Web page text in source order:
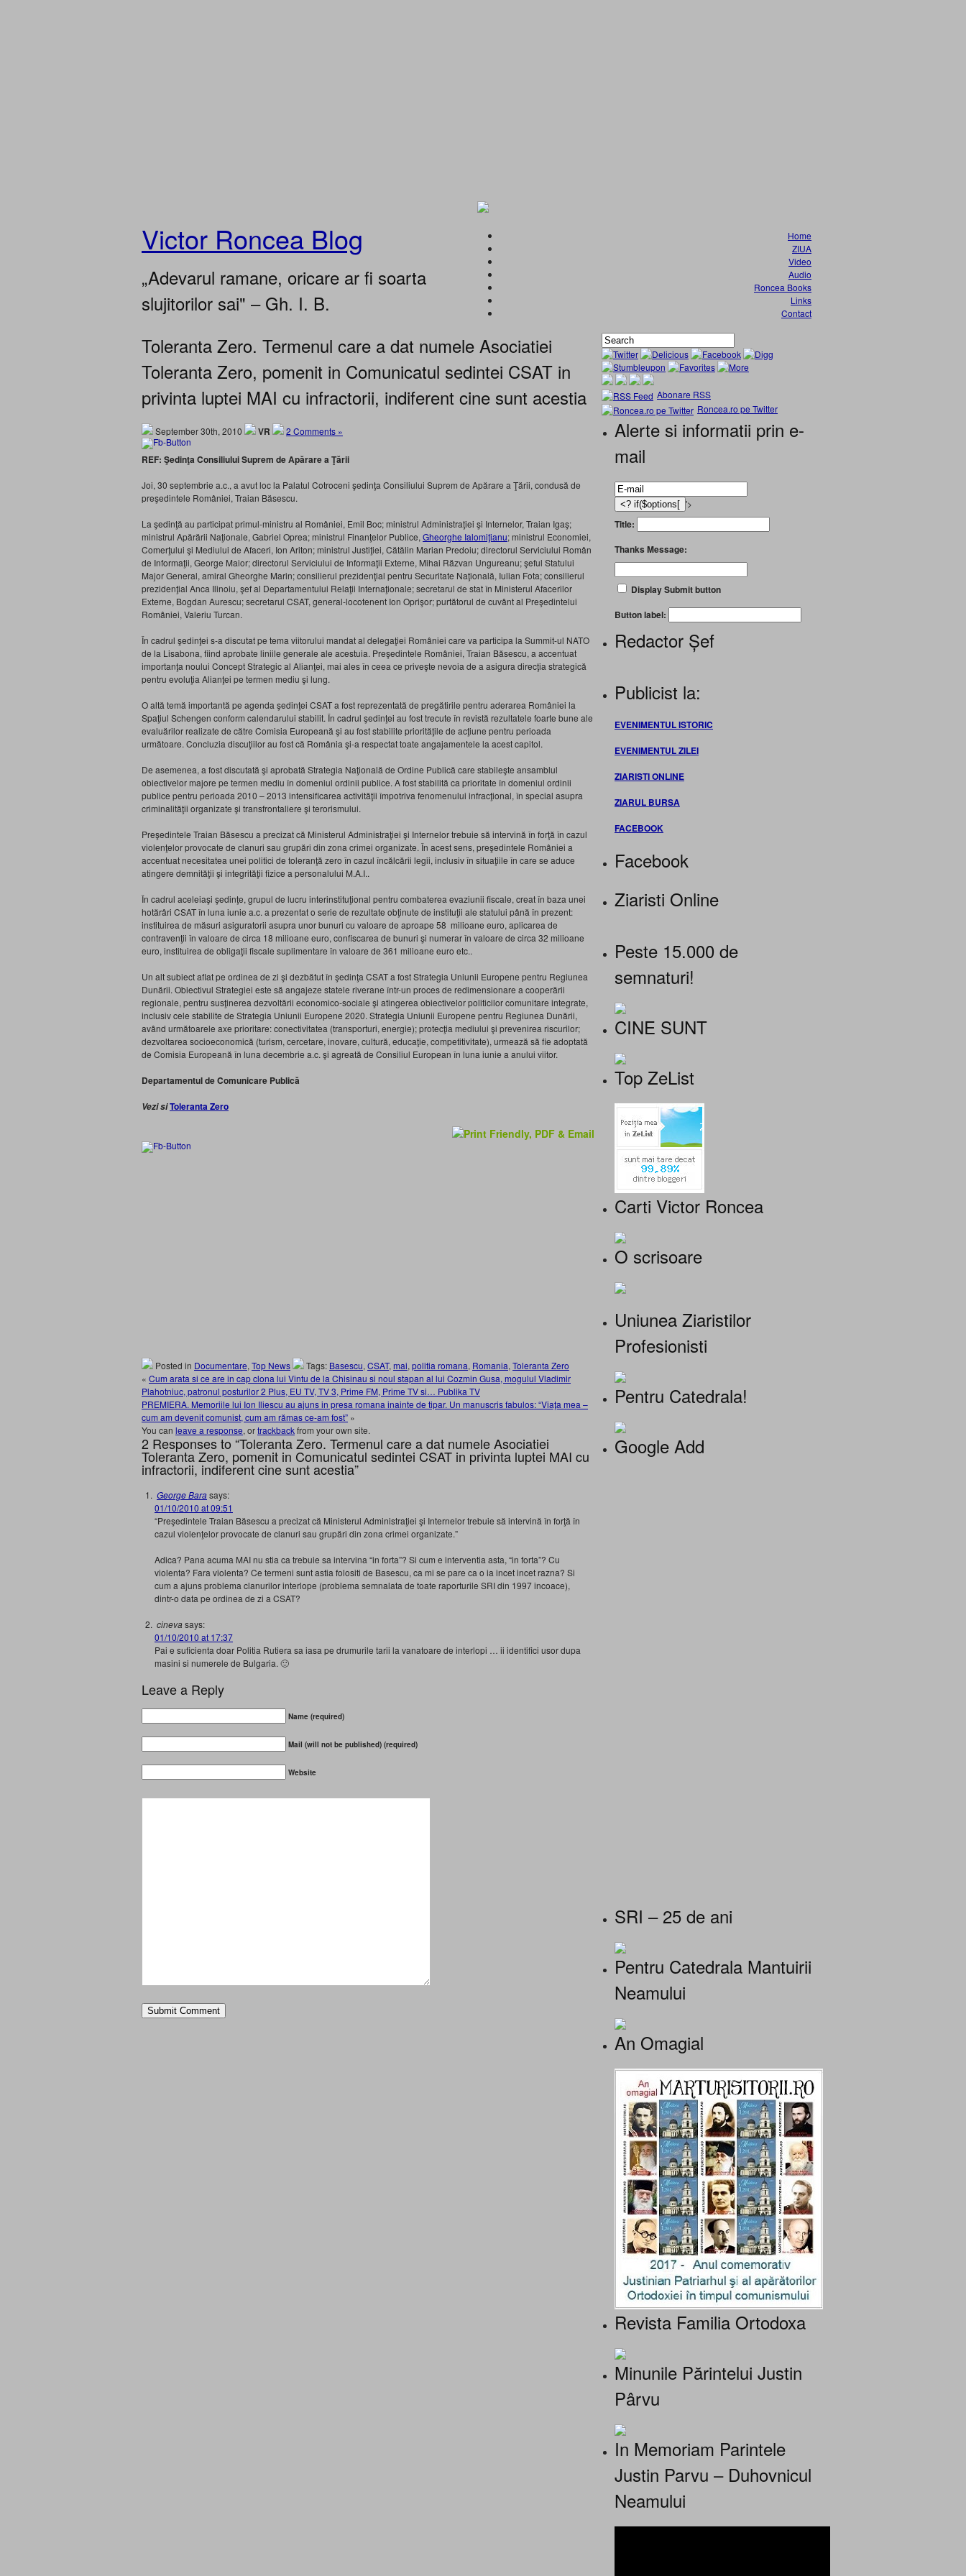
Victor Roncea Blog
„Adevarul ramane, oricare ar fi soarta
slujitorilor sai" – Gh. I. B.
Home
ZIUA
Video
Audio
Roncea Books
Links
Contact
Toleranta Zero. Termenul care a dat numele Asociatiei
Toleranta Zero, pomenit in Comunicatul sedintei CSAT in
privinta luptei MAI cu infractorii, indiferent cine sunt acestia
September 30th, 2010 VR 2 Comments »
REF: Şedinţa Consiliului Suprem de Apărare a Ţării
Joi, 30 septembrie a.c., a avut loc la Palatul Cotroceni şedinţa Consiliului Suprem de Apărare a Ţării, condusă de
preşedintele României, Traian Băsescu.
La şedinţă au participat primul-ministru al României, Emil Boc; ministrul Administraţiei şi Internelor, Traian Igaş;
ministrul Apărării Naţionale, Gabriel Oprea; ministrul Finanţelor Publice, Gheorghe Ialomiţianu; ministrul Economiei,
Comerţului şi Mediului de Afaceri, Ion Ariton; ministrul Justiţiei, Cătălin Marian Predoiu; directorul Serviciului Român
de Informaţii, George Maior; directorul Serviciului de Informaţii Externe, Mihai Răzvan Ungureanu; şeful Statului
Major General, amiral Gheorghe Marin; consilierul prezidenţial pentru Securitate Naţională, Iulian Fota; consilierul
prezidenţial Anca Ilinoiu, şef al Departamentului Relaţii Internaţionale; secretarul de stat în Ministerul Afacerilor
Externe, Bogdan Aurescu; secretarul CSAT, general-locotenent Ion Oprişor; purtătorul de cuvânt al Preşedintelui
României, Valeriu Turcan.
În cadrul şedinţei s-a discutat pe tema viitorului mandat al delegaţiei României care va participa la Summit-ul NATO
de la Lisabona, fiind aprobate liniile generale ale acestuia. Preşedintele României, Traian Băsescu, a accentuat
importanţa noului Concept Strategic al Alianţei, mai ales în ceea ce priveşte nevoia de a asigura direcţia strategică
pentru evoluţia Alianţei pe termen mediu şi lung.
O altă temă importantă pe agenda şedinţei CSAT a fost reprezentată de pregătirile pentru aderarea României la
Spaţiul Schengen conform calendarului stabilit. În cadrul şedinţei au fost trecute în revistă rezultatele foarte bune ale
evaluărilor realizate de către Comisia Europeană şi au fost stabilite priorităţile de acţiune pentru perioada
următoare. Concluzia discuţiilor au fost că România şi-a respectat toate angajamentele la acest capitol.
De asemenea, a fost discutată şi aprobată Strategia Naţională de Ordine Publică care stabileşte ansamblul
obiectivelor majore pe termen mediu în domeniul ordinii publice. A fost stabilită ca prioritate în domeniul ordinii
publice pentru perioada 2010 – 2013 intensificarea activităţii împotriva fenomenului infracţional, în special asupra
criminalităţii organizate şi transfrontaliere şi terorismului.
Preşedintele Traian Băsescu a precizat că Ministerul Administraţiei şi Internelor trebuie să intervină în forţă în cazul
violenţelor provocate de clanuri sau grupări din zona crimei organizate. În acest sens, preşedintele României a
accentuat necesitatea unei politici de toleranţă zero în cazul încălcării legii, inclusiv în situaţiile în care se aduce
atingere demnităţii şi integrităţii fizice a personalului M.A.I..
În cadrul aceleiaşi şedinţe, grupul de lucru interinstituţional pentru combaterea evaziunii fiscale, creat în baza unei
hotărâri CSAT în luna iunie a.c. a prezentat o serie de rezultate obţinute de instituţii ale statului până în prezent:
instituirea de măsuri asiguratorii asupra unor bunuri cu valoare de aproape 58 milioane euro, aplicarea de
contravenţii în valoare de circa 18 milioane euro, confiscarea de bunuri şi numerar în valoare de circa 32 milioane
euro, instituirea de obligaţii fiscale suplimentare în valoare de 361 milioane euro etc..
Un alt subiect aflat pe ordinea de zi şi dezbătut în şedinţa CSAT a fost Strategia Uniunii Europene pentru Regiunea
Dunării. Obiectivul Strategiei este să angajeze statele riverane într-un proces de redimensionare a cooperării
regionale, pentru susţinerea dezvoltării economico-sociale şi atingerea obiectivelor politicilor comunitare integrate,
inclusiv cele stabilite de Strategia Uniunii Europene 2020. Strategia Uniunii Europene pentru Regiunea Dunării,
având următoarele axe prioritare: conectivitatea (transporturi, energie); protecţia mediului şi prevenirea riscurilor;
dezvoltarea socioeconomică (turism, cercetare, inovare, cultură, educaţie, competitivitate), urmează să fie adoptată
de Comisia Europeană în luna decembrie a.c. şi agreată de Consiliul European în luna iunie a anului viitor.
Departamentul de Comunicare Publică
Vezi siToleranta Zero
Posted in Documentare, Top News Tags: Basescu, CSAT, mai, politia romana, Romania, Toleranta Zero
« Cum arata si ce are in cap clona lui Vintu de la Chisinau si noul stapan al lui Cozmin Gusa, mogulul Vladimir
Plahotniuc, patronul posturilor 2 Plus, EU TV, TV 3, Prime FM, Prime TV si… Publika TV
PREMIERA. Memoriile lui Ion Iliescu au ajuns in presa romana inainte de tipar. Un manuscris fabulos: “Viaţa mea –
cum am devenit comunist, cum am rămas ce-am fost” »
You can leave a response, ortrackbackfrom your own site.
2 Responses to “Toleranta Zero. Termenul care a dat numele Asociatiei
Toleranta Zero, pomenit in Comunicatul sedintei CSAT in privinta luptei MAI cu
infractorii, indiferent cine sunt acestia”
George Barasays:
01/10/2010 at 09:51
“Preşedintele Traian Băsescu a precizat că Ministerul Administraţiei şi Internelor trebuie să intervină în forţă în
cazul violenţelor provocate de clanuri sau grupări din zona crimei organizate.”
Adica? Pana acuma MAI nu stia ca trebuie sa intervina “in forta”? Si cum e interventia asta, “in forta”? Cu
violenta? Fara violenta? Ce termeni sunt astia folositi de Basescu, ca mi se pare ca o ia incet incet razna? Si
cum a ajuns problema clanurilor interlope (problema semnalata de toate raporturile SRI din 1997 incoace),
dintr-o data pe ordinea de zi a CSAT?
cinevasays:
01/10/2010 at 17:37
Pai e suficienta doar Politia Rutiera sa iasa pe drumurile tarii la vanatoare de interlopi … ii identifici usor dupa
masini si numerele de Bulgaria. 🙂
Leave a Reply
Name (required)
Mail (will not be published) (required)
Website
Abonare RSS
Roncea.ro pe Twitter
Alerte si informatii prin e-
mail
'>
Title:
Thanks Message:
Display Submit button
Button label:
Redactor Șef
Publicist la:
EVENIMENTUL ISTORIC
EVENIMENTUL ZILEI
ZIARISTI ONLINE
ZIARUL BURSA
FACEBOOK
Facebook
Ziaristi Online
Peste 15.000 de
semnaturi!
CINE SUNT
Top ZeList
Carti Victor Roncea
O scrisoare
Uniunea Ziaristilor
Profesionisti
Pentru Catedrala!
Google Add
SRI – 25 de ani
Pentru Catedrala Mantuirii
Neamului
An Omagial
Revista Familia Ortodoxa
Minunile Părintelui Justin
Pârvu
In Memoriam Parintele
Justin Parvu – Duhovnicul
Neamului